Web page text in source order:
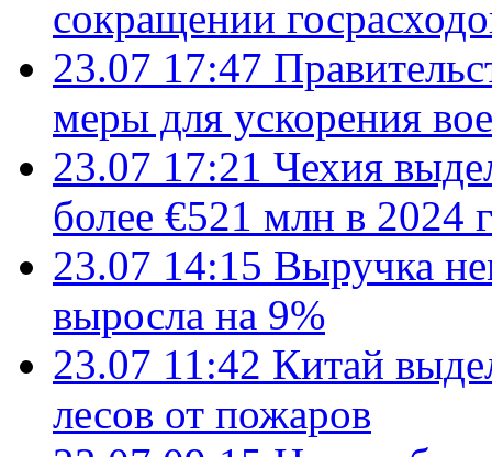
сокращении
23.07 17:47
меры для ускорения
23.07 17:21 Чехия
более €521 млн в 2024
23.07 14:15 Выручка
выросла на 9%
23.07 11:42 Китай
лесов от пожаров